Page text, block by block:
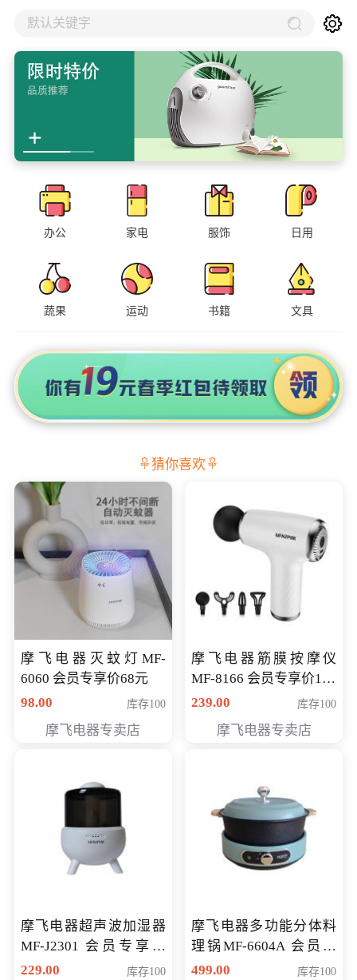
默认关键字
办公 家电 服饰 日用
蔬果 运动 书籍 文具
猜你喜欢
摩飞电器灭蚊灯MF-
6060 会员专享价68元
98.00
库存100
摩飞电器专卖店
摩飞电器筋膜按摩仪
MF-8166 会员专享价168
元
239.00 库存100
摩飞电器专卖店
摩飞电器超声波加湿器
MF-J2301 会员专享价
168元
229.00 库存100
摩飞电器多功能分体料
理锅MF-6604A 会员专
享价288元
499.00 库存100